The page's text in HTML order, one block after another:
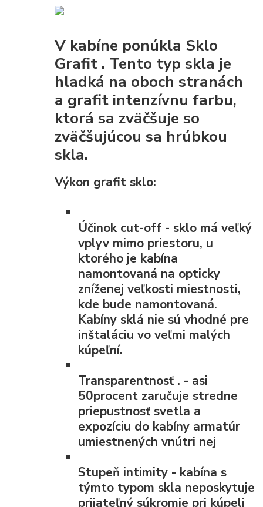
V kabíne ponúkla Sklo
Grafit . Tento typ skla je
hladká na oboch stranách
a grafit intenzívnu farbu,
ktorá sa zväčšuje so
zväčšujúcou sa hrúbkou
skla.
Výkon grafit sklo:
Účinok cut-off - sklo má veľký
vplyv mimo priestoru, u
ktorého je kabína
namontovaná na opticky
zníženej veľkosti miestnosti,
kde bude namontovaná.
Kabíny sklá nie sú vhodné pre
inštaláciu vo veľmi malých
kúpeľní.
Transparentnosť . - asi
50procent zaručuje stredne
priepustnosť svetla a
expozíciu do kabíny armatúr
umiestnených vnútri nej
Stupeň intimity - kabína s
týmto typom skla neposkytuje
prijateľný súkromie pri kúpeli